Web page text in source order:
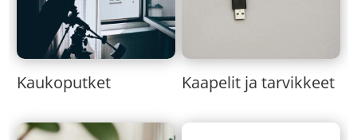
Kaukoputket Kaapelit ja tarvikkeet